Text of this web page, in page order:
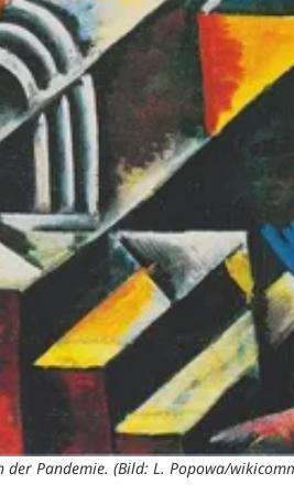
Pandemie. (Bild: L. Popowa/